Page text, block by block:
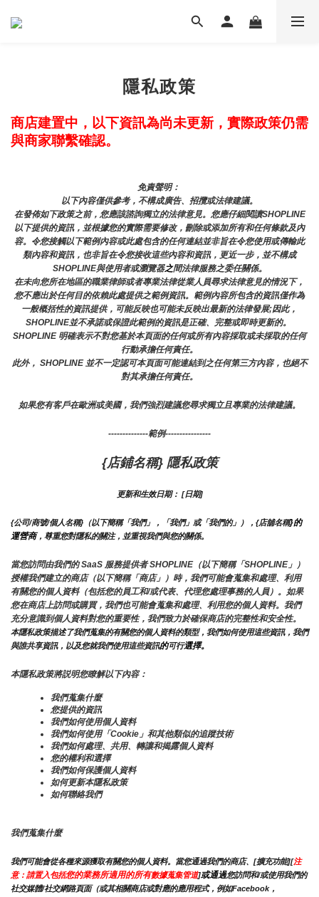
隱私政策
商店建置中，以下資訊為尚未更新，實際政策仍需
與商家聯繫確認。
免責聲明：
以下內容僅供參考，不構成廣告、招攬或法律建議。
在發佈如下政策之前，您應該諮詢獨立的法律意見。您應仔細閱讀SHOPLINE
以下提供的資訊，並根據您的實際需要修改，刪除或添加所有和任何條款及內
容。令您接觸以下範例內容或此處包含的任何連結並非旨在令您使用或傳輸此
類內容和資訊，也非旨在令您接收這些內容和資訊，更近一步，並不構成
SHOPLINE與使用者或瀏覽器之間法律服務之委任關係。
在未向您所在地區的職業律師或者專業法律從業人員尋求法律意見的情況下，
您不應出於任何目的依賴此處提供之範例資訊。範例內容所包含的資訊僅作為
一般概括性的資訊提供，可能反映也可能未反映出最新的法律發展;因此，
SHOPLINE並不承諾或保證此範例的資訊是正確、完整或即時更新的。
SHOPLINE 明確表示不對您基於本頁面的任何或所有內容採取或未採取的任何
行動承擔任何責任。
此外， SHOPLINE 並不一定認可本頁面可能連結到之任何第三方內容，也絕不
對其承擔任何責任。
如果您有客戶在歐洲或美國，我們強烈建議您尋求獨立且專業的法律建議。
--------------範例----------------
{店鋪名稱} 隱私政策
更新和生效日期： [日期]
{公司/商號/個人名稱}（以下簡稱「我們」，「我們」或「我們的」），{店舖名稱}的
運營商，尊重您對隱私的關注，並重視我們與您的關係。
當您訪問由我們的 SaaS 服務提供者 SHOPLINE（以下簡稱「SHOPLINE」）
授權我們建立的商店（以下簡稱「商店」）時，我們可能會蒐集和處理、利用
有關您的個人資料（包括您的員工和/或代表、代理您處理事務的人員）。如果
您在商店上訪問或購買，我們也可能會蒐集和處理、利用您的個人資料。我們
充分意識到個人資料對您的重要性，我們致力於確保商店的完整性和安全性。
本隱私政策描述了我們蒐集的有關您的個人資料的類型，我們如何使用這些資訊，我們
與誰共享資訊，以及您就我們使用這些資訊的可行選擇。
本隱私政策將説明您瞭解以下內容：
我們蒐集什麼
您提供的資訊
我們如何使用個人資料
我們如何使用「Cookie」和其他類似的追蹤技術
我們如何處理、共用、轉讓和揭露個人資料
您的權利和選擇
我們如何保護個人資料
如何更新本隱私政策
如何聯絡我們
我們蒐集什麼
我們可能會從各種來源獲取有關您的個人資料。當您通過我們的商店、[擴充功能][注
意：請置入包括您的業務所適用的所有數據蒐集管道]或通過您訪問和/或使用我們的
社交媒體/社交網路頁面（或其相關商店或對應的應用程式，例如Facebook，